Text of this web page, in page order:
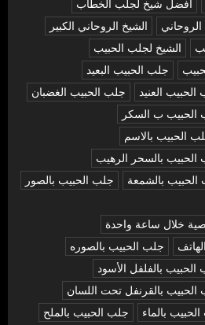
افضل شيخ لجلب الخطاب
الشيخ الروحاني الكبير
الشيخ لجلب الحبيب
جلب الحبيب البعيد
العنيد
جلب الحبيب الغضبان
الحبيب ب السكر
الحبيب بالاسم
الحبيب بالسحر الرهيب
بالشمعة
جلب الحبيب بالصور
خلال ساعة واحدة
جلب الحبيب بالصوره
بالفلفل الأسود
بالقرنفل تحت اللسان
بالماء
جلب الحبيب بالملح